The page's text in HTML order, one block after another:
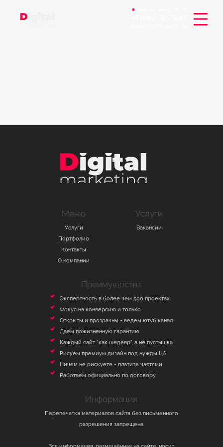
УСЛУГИ
КАЛЬКУЛЯТОР
ПОРТФОЛИО
АКЦИИ И СКИДКИ
БЛАГОДАРНОСТИ
ВАКАНСИИ
БЛОГ (НОВОСТИ)
Меню
Услуги
Портфолио
Контакты
О компании
Услуги
Вакансии
Преимущества
Экспертность в более чем 500 проектах
Фокус на конверсию и только
Открыты и прозрачны - ведем ютуб канал
Даем пожизненную гарантию
Каждый сайт "как шедевр", а не пустышка
Рисуем премиум дизайн под нужды ЦА
Ничем не рискуете - платите частями
Работаем официально по договору
Информация
Перепечатка материалов сайта без письменного
разрешения запрещена